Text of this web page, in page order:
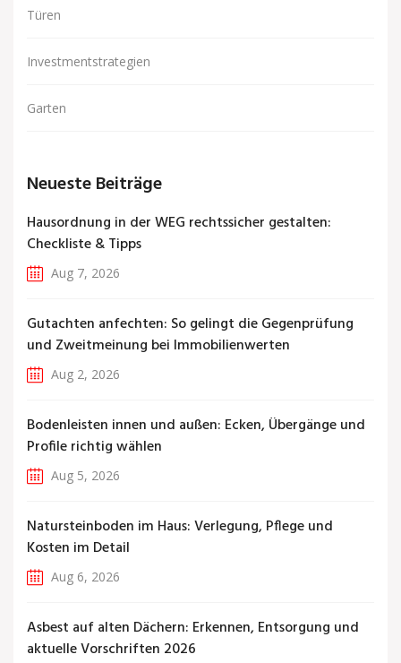
Türen
Investmentstrategien
Garten
Neueste Beiträge
Hausordnung in der WEG rechtssicher gestalten:
Checkliste & Tipps
Aug 7, 2026
Gutachten anfechten: So gelingt die Gegenprüfung
und Zweitmeinung bei Immobilienwerten
Aug 2, 2026
Bodenleisten innen und außen: Ecken, Übergänge und
Profile richtig wählen
Aug 5, 2026
Natursteinboden im Haus: Verlegung, Pflege und
Kosten im Detail
Aug 6, 2026
Asbest auf alten Dächern: Erkennen, Entsorgung und
aktuelle Vorschriften 2026